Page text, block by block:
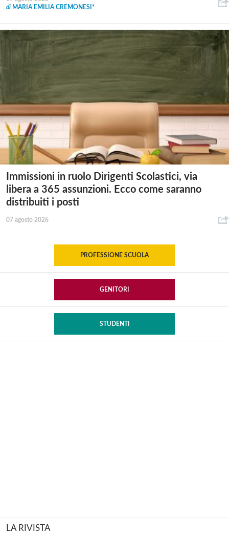
di MARIA EMILIA CREMONESI*
Immissioni in ruolo Dirigenti Scolastici, via
libera a 365 assunzioni. Ecco come saranno
distribuiti i posti
07 agosto 2026
PROFESSIONE SCUOLA
GENITORI
STUDENTI
LA RIVISTA